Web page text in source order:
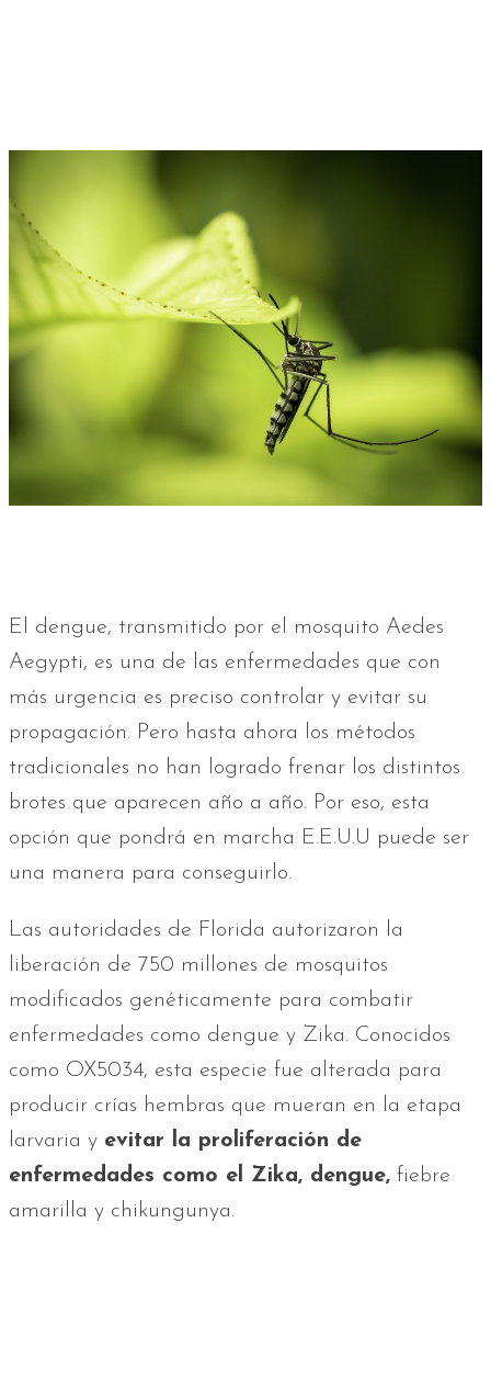
El dengue, transmitido por el mosquito Aedes
Aegypti, es una de las enfermedades que con
más urgencia es preciso controlar y evitar su
propagación. Pero hasta ahora los métodos
tradicionales no han logrado frenar los distintos
brotes que aparecen año a año. Por eso, esta
opción que pondrá en marcha E.E.U.U puede ser
una manera para conseguirlo.
Las autoridades de Florida autorizaron la
liberación de 750 millones de mosquitos
modificados genéticamente para combatir
enfermedades como dengue y Zika. Conocidos
como OX5034, esta especie fue alterada para
producir crías hembras que mueran en la etapa
larvaria y evitar la proliferación de
enfermedades como el Zika, dengue, fiebre
amarilla y chikungunya.